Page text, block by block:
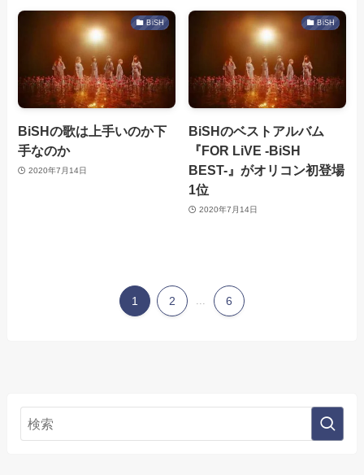
BiSH
BiSHの歌は上手いのか下
手なのか
2020年7月14日
BiSH
BiSHのベストアルバム
『FOR LiVE -BiSH
BEST-』がオリコン初登場
1位
2020年7月14日
1 2 6